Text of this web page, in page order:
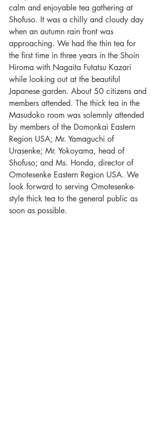
calm and enjoyable tea gathering at
Shofuso. It was a chilly and cloudy day
when an autumn rain front was
approaching. We had the thin tea for
the first time in three years in the Shoin
Hiroma with Nagaita Futatsu Kazari
while looking out at the beautiful
Japanese garden. About 50 citizens and
members attended. The thick tea in the
Masudoko room was solemnly attended
by members of the Domonkai Eastern
Region USA; Mr. Yamaguchi of
Urasenke; Mr. Yokoyama, head of
Shofuso; and Ms. Honda, director of
Omotesenke Eastern Region USA. We
look forward to serving Omotesenke-
style thick tea to the general public as
soon as possible.